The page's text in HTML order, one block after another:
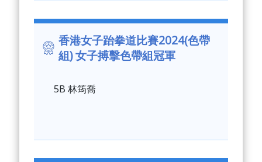
香港女子跆拳道比賽2024(色帶
組) 女子搏擊色帶組冠軍
5B 林筠喬